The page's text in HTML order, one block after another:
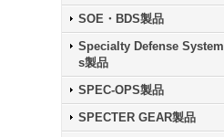
SOE・BDS製品
Specialty Defense System
s製品
SPEC-OPS製品
SPECTER GEAR製品